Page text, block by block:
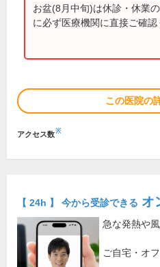
お盆(8月中旬)は休診・休業
に必ず医療機関に直接ご確認
この医院の
アクセス数※
【 24h 】 今から受診できる オ
急な発熱や
ご自宅・オ